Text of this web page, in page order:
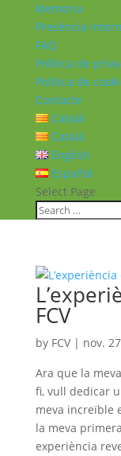
Memoria
Presència
FAQ
Política de
Política de
Contacte
Català
Català
English
Español
Select Page
FCV
by FCV| nov.
Ara que la
fi, vull dedicar
meva increïble
la meva
experiència